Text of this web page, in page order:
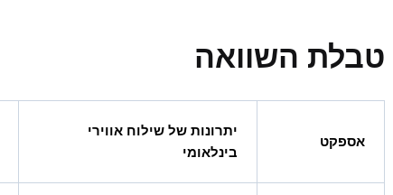
טבלת השוואה
אספקט
יתרונות של שילוח אווירי
בינלאומי